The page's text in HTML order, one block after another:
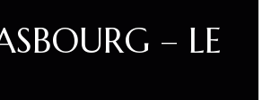
– LE